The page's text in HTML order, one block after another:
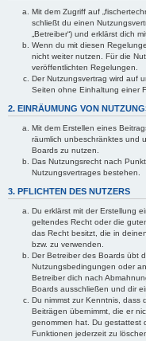
Mit dem Zugriff auf
schließt du einen
„Betreiber“) und erklärst dich
Wenn du mit diesen
nicht weiter nutzen. Für die
veröffentlichten Regelungen.
Der Nutzungsvertrag wird auf
Seiten ohne Einhaltung einer
2. EINRÄUMUNG VON
Mit dem Erstellen eines
räumlich unbeschränktes und
Boards zu nutzen.
Das Nutzungsrecht nach
Nutzungsvertrages bestehen.
3. PFLICHTEN DES NUTZERS
Du erklärst mit der Erstellung
geltendes Recht oder die
das Recht besitzt, die in
bzw. zu verwenden.
Der Betreiber des Boards übt
Nutzungsbedingungen oder
Betreiber dich nach
Boards ausschließen und dir
Du nimmst zur Kenntnis, dass
Beiträgen übernimmt, die er
genommen hat. Du gestattest
Funktionen jederzeit zu